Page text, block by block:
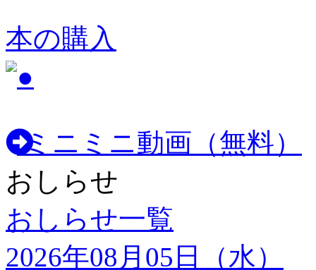
本の購入
ミニミニ動画（無料）
おしらせ
おしらせ一覧
2026年08月05日（水）